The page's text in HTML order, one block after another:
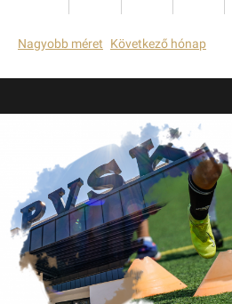
Nagyobb méret Következő hónap